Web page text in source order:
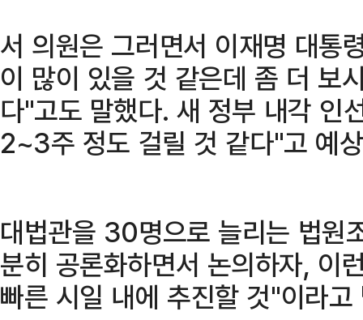
서 의원은 그러면서 이재명 대통
이 많이 있을 것 같은데 좀 더 보
다"고도 말했다. 새 정부 내각 인
2~3주 정도 걸릴 것 같다"고 예
대법관을 30명으로 늘리는 법원
분히 공론화하면서 논의하자, 이
빠른 시일 내에 추진할 것"이라고